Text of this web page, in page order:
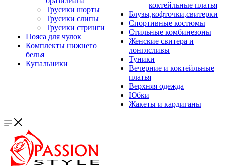
Трусики шорты
Трусики слипы
Трусики стринги
Пояса для чулок
Комплекты нижнего
белья
Купальники
коктейльные платья
Блузы,кофточки,свитерки
Спортивные костюмы
Стильные комбинезоны
Женские свитера и
лонглсливы
Туники
Вечерние и коктейльные
платья
Верхняя одежда
Юбки
Жакеты и кардиганы